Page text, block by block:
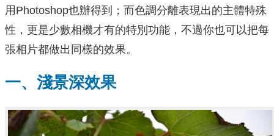
用Photoshop也辦得到；而色調分離表現出的主體特殊
性，更是少數相機才有的特別功能，不過你也可以把每
張相片都做出同樣的效果。
一、淺景深效果